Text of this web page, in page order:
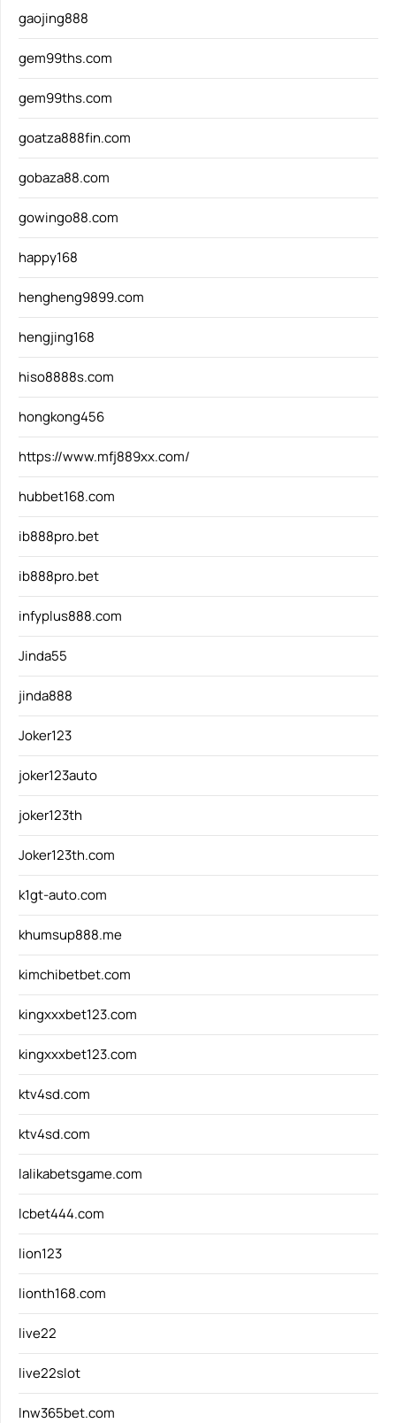
gaojing888
gem99ths.com
gem99ths.com
goatza888fin.com
gobaza88.com
gowingo88.com
happy168
hengheng9899.com
hengjing168
hiso8888s.com
hongkong456
https://www.mfj889xx.com/
hubbet168.com
ib888pro.bet
ib888pro.bet
infyplus888.com
Jinda55
jinda888
Joker123
joker123auto
joker123th
Joker123th.com
k1gt-auto.com
khumsup888.me
kimchibetbet.com
kingxxxbet123.com
kingxxxbet123.com
ktv4sd.com
ktv4sd.com
lalikabetsgame.com
lcbet444.com
lion123
lionth168.com
live22
live22slot
lnw365bet.com